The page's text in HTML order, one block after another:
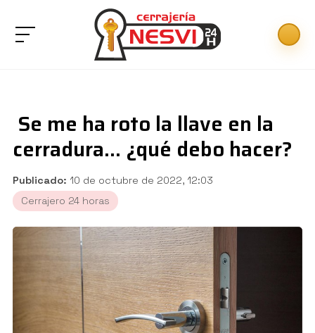
Se me ha roto la llave en la
cerradura... ¿qué debo hacer?
Publicado: 10 de octubre de 2022, 12:03
Cerrajero 24 horas